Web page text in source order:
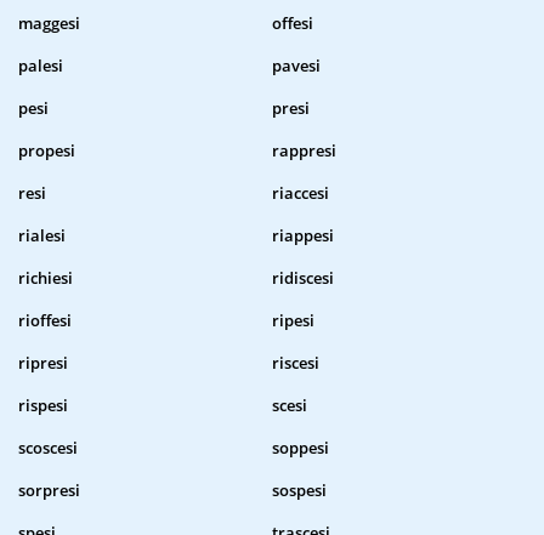
maggesi
offesi
palesi
pavesi
pesi
presi
propesi
rappresi
resi
riaccesi
rialesi
riappesi
richiesi
ridiscesi
rioffesi
ripesi
ripresi
riscesi
rispesi
scesi
scoscesi
soppesi
sorpresi
sospesi